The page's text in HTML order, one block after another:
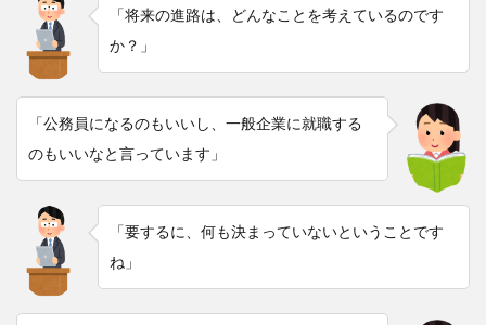
「将来の進路は、どんなことを考えているのです
か？」
「公務員になるのもいいし、一般企業に就職する
のもいいなと言っています」
「要するに、何も決まっていないということです
ね」